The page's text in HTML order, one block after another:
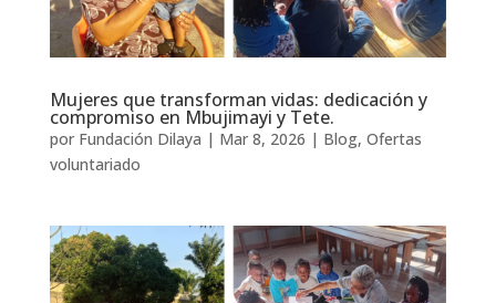
Mujeres que transforman vidas: dedicación y
compromiso en Mbujimayi y Tete.
por Fundación Dilaya | Mar 8, 2026 | Blog, Ofertas
voluntariado